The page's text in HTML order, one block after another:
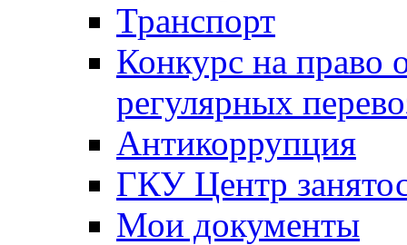
Транспорт
Конкурс на право
регулярных
Антикоррупция
ГКУ Центр
Мои документы